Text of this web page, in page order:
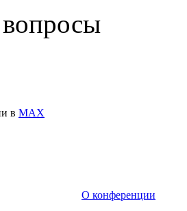
в МАХ
О конференции